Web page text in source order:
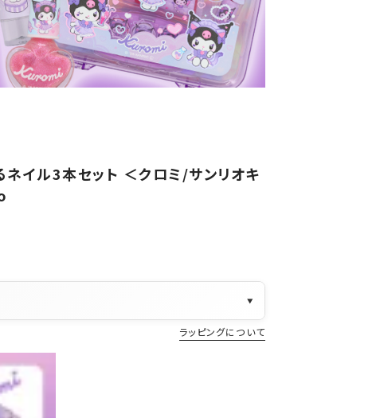
ネイル3本セット ＜クロミ/サンリオキ
▼
ラッピングについて